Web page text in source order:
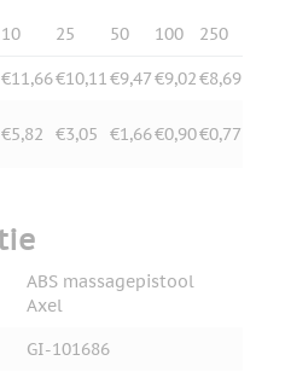
10 25 50 100 250
€11,66€10,11€9,47€9,02€8,69
€5,82 €3,05 €1,66€0,90€0,77
ABS massagepistool
Axel
GI-101686